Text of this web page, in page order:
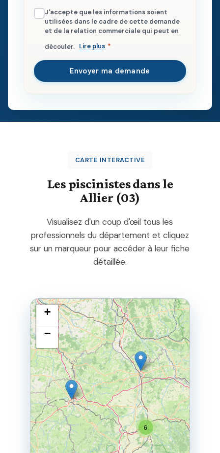
J'accepte que les informations soient
utilisées dans le cadre de cette demande
et de la relation commerciale qui peut en
découler. Lire plus *
Envoyer ma demande
CARTE INTERACTIVE
Les piscinistes dans le
Allier (03)
Visualisez d'un coup d'œil tous les
professionnels du département et cliquez
sur un marqueur pour accéder à leur fiche
détaillée.
6
+
−